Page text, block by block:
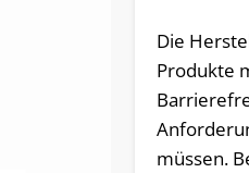
Die
Produkte
müssen.